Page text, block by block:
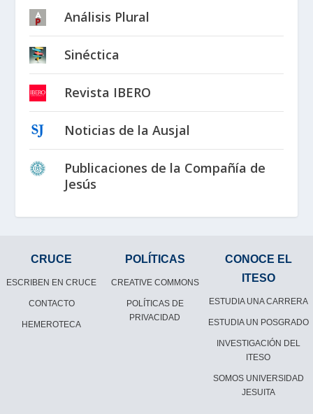
Análisis Plural
Sinéctica
Revista IBERO
Noticias de la Ausjal
Publicaciones de la Compañía de
Jesús
CRUCE
ESCRIBEN EN CRUCE
CONTACTO
HEMEROTECA
POLÍTICAS
CREATIVE COMMONS
POLÍTICAS DE
PRIVACIDAD
CONOCE EL
ITESO
ESTUDIA UNA CARRERA
ESTUDIA UN POSGRADO
INVESTIGACIÓN DEL
ITESO
SOMOS UNIVERSIDAD
JESUITA